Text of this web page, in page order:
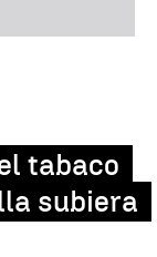
tabaco
subiera